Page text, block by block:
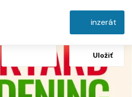
inzerát
Uložiť